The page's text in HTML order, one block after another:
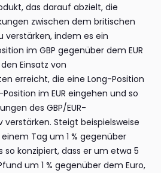
das darauf abzielt, die
zwischen dem britischen
verstärken, indem es ein
im GBP gegenüber dem EUR
Einsatz von
erreicht, die eine Long-Position
im EUR eingehen und so
des GBP/EUR-
Steigt beispielsweise
Tag um 1 % gegenüber
so konzipiert, dass er um etwa 5
um 1 % gegenüber dem Euro,